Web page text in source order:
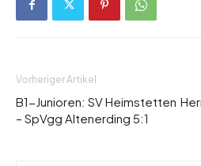
Vorheriger Artikel
B1-Junioren: SV Heimstetten
– SpVgg Altenerding 5:1